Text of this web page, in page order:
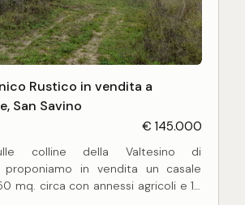
Rustico in vendita a
San Savino
€ 145.000
colline della Valtesino di
proponiamo in vendita un casale
mq. circa con annessi agricoli e 13